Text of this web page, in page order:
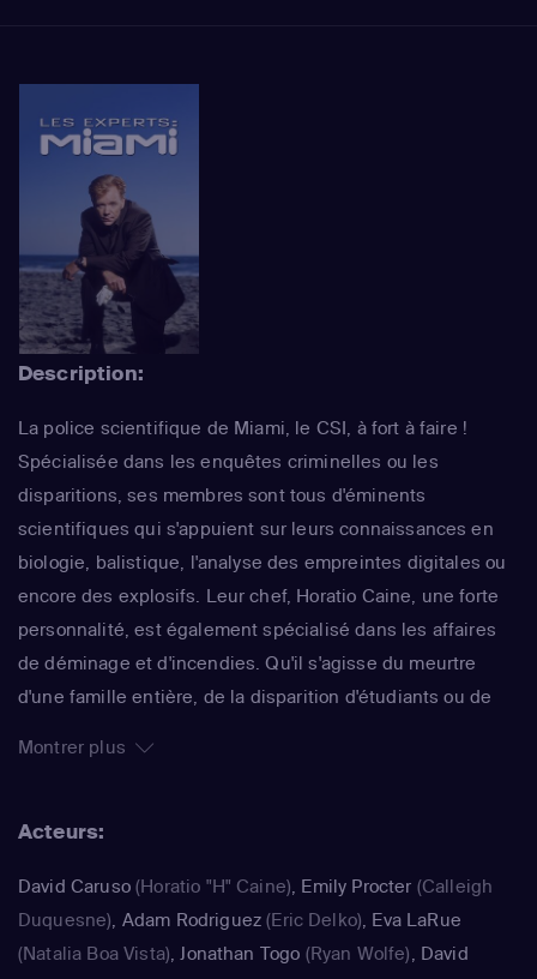
Description:
La police scientifique de Miami, le CSI, à fort à faire !
Spécialisée dans les enquêtes criminelles ou les
disparitions, ses membres sont tous d'éminents
scientifiques qui s'appuient sur leurs connaissances en
biologie, balistique, l'analyse des empreintes digitales ou
encore des explosifs. Leur chef, Horatio Caine, une forte
personnalité, est également spécialisé dans les affaires
de déminage et d'incendies. Qu'il s'agisse du meurtre
d'une famille entière, de la disparition d'étudiants ou de
d'arrache-pied. Déclinée en 10 saisons, cette efficace
over furent tournés avec "Les Experts : Las Vegas" ou
Montrer plus
Acteurs:
David Caruso(Horatio "H" Caine), Emily Procter (Calleigh
Duquesne), Adam Rodriguez (Eric Delko), Eva LaRue
(Natalia Boa Vista),Jonathan Togo (Ryan Wolfe), David